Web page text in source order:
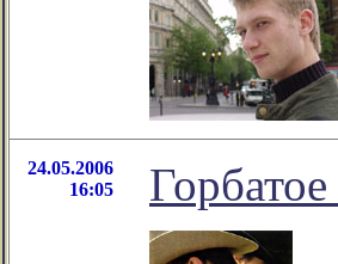
24.05.2006
16:05